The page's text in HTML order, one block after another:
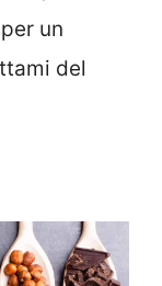
un
del